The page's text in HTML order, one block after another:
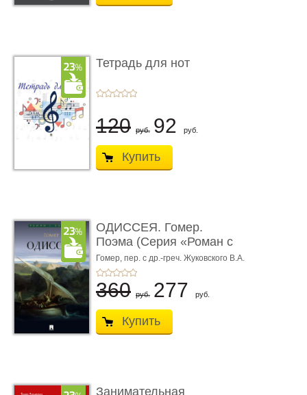
Тетрадь для нот
120 руб. 92 руб.
Купить
ОДИССЕЯ. Гомер.
Поэма (Серия «Роман с
книгой»)
Гомер, пер. с др.-греч. Жуковского В.А.
360 руб. 277 руб.
Купить
Занимательная